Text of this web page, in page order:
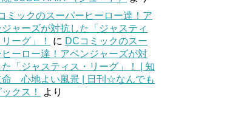
ミックのスーパーヒーロー達！ア
ャーズが対抗した「ジャスティ
ーグ」！
に DCコミックのスー
ーロー達！アベンジャーズが対
「ジャスティス・リーグ」！ | 知
命 心地よい風景 | 日刊☆なんでも
ックス！
より